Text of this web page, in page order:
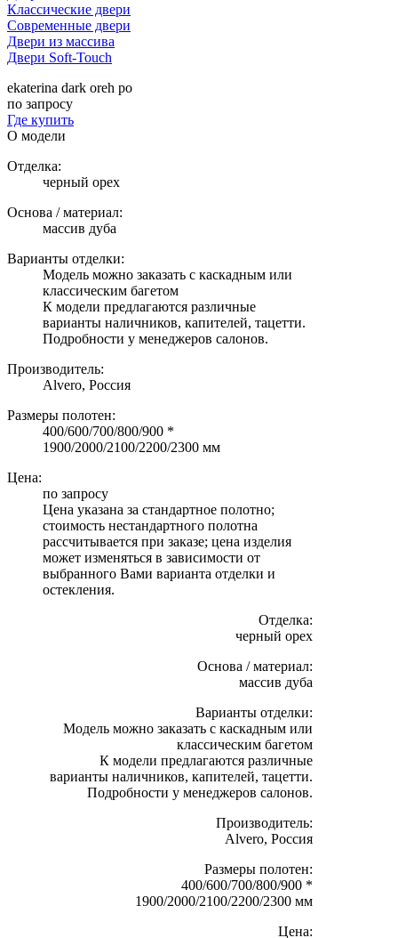
Классические двери
Современные двери
Двери из массива
Двери Soft-Touch
ekaterina dark oreh po
по запросу
Где купить
О модели
Отделка:
черный орех
Основа / материал:
массив дуба
Варианты отделки:
Модель можно заказать с каскадным или
классическим багетом
К модели предлагаются различные
варианты наличников, капителей, тацетти.
Подробности у менеджеров салонов.
Производитель:
Alvero, Россия
Размеры полотен:
400/600/700/800/900 *
1900/2000/2100/2200/2300 мм
Цена:
по запросу
Цена указана за стандартное полотно;
стоимость нестандартного полотна
рассчитывается при заказе; цена изделия
может изменяться в зависимости от
выбранного Вами варианта отделки и
остекления.
Отделка:
черный орех
Основа / материал:
массив дуба
Варианты отделки:
Модель можно заказать с каскадным или
классическим багетом
К модели предлагаются различные
варианты наличников, капителей, тацетти.
Подробности у менеджеров салонов.
Производитель:
Alvero, Россия
Размеры полотен:
400/600/700/800/900 *
1900/2000/2100/2200/2300 мм
Цена: